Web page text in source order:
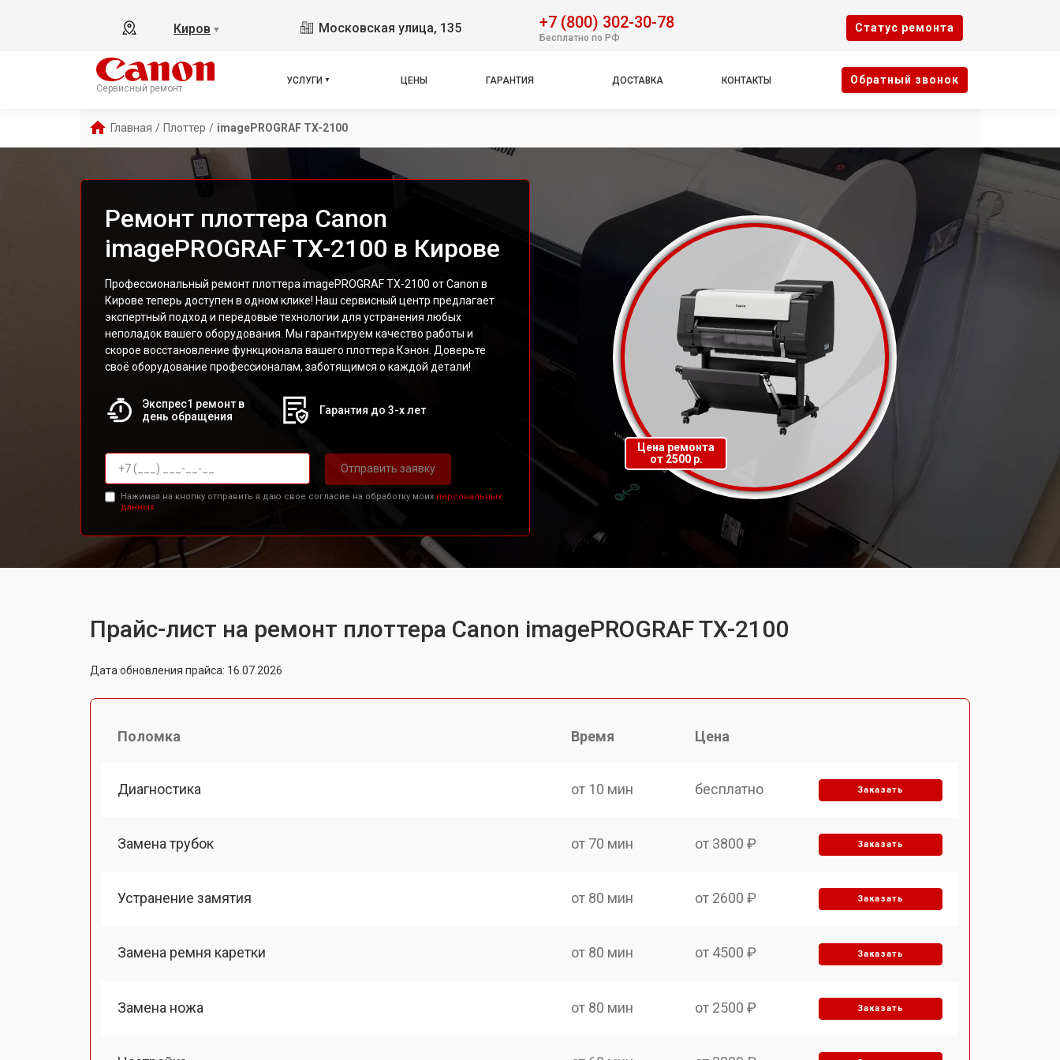
Киров ▼ Московская улица, 135 +7 (800) 302-30-78
Бесплатно по РФ
Cтатус ремонта
Сервисный ремонт
УСЛУГИ ЦЕНЫ ГАРАНТИЯ ДОСТАВКА КОНТАКТЫ Oбратный звонок
Главная / Плоттер / imagePROGRAF TX-2100
Ремонт плоттера Canon
imagePROGRAF TX-2100 в Кирове
Профессиональный ремонт плоттера imagePROGRAF TX-2100 от Canon в
Кирове теперь доступен в одном клике! Наш сервисный центр предлагает
экспертный подход и передовые технологии для устранения любых
неполадок вашего оборудования. Мы гарантируем качество работы и
скорое восстановление функционала вашего плоттера Кэнон. Доверьте
своё оборудование профессионалам, заботящимся о каждой детали!
Экспрес1 ремонт в
день обращения
Гарантия до 3-х лет
Отправить заявку
Нажимая на кнопку отправить я даю свое согласие на обработку моих персональных
данных.
Цена ремонта
от 2500 р.
Прайс-лист на ремонт плоттера Canon imagePROGRAF TX-2100
Дата обновления прайса: 16.07.2026
Поломка Время Цена
Диагностика от 10 мин бесплатно Заказать
Замена трубок от 70 мин от 3800 ₽ Заказать
Устранение замятия от 80 мин от 2600 ₽ Заказать
Замена ремня каретки от 80 мин от 4500 ₽ Заказать
Замена ножа от 80 мин от 2500 ₽ Заказать